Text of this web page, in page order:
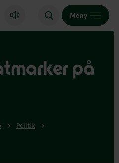
Meny
på
Politik